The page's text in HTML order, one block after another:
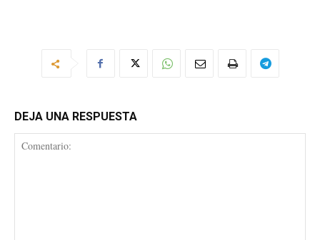
DEJA UNA RESPUESTA